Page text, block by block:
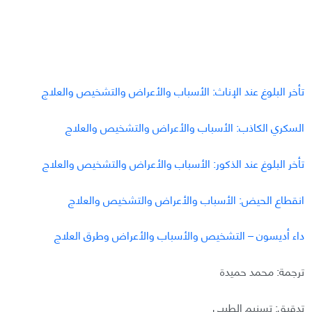
تأخر البلوغ عند الإناث: الأسباب والأعراض والتشخيص والعلاج
السكري الكاذب: الأسباب والأعراض والتشخيص والعلاج
تأخر البلوغ عند الذكور: الأسباب والأعراض والتشخيص والعلاج
انقطاع الحيض: الأسباب والأعراض والتشخيص والعلاج
داء أديسون – التشخيص والأسباب والأعراض وطرق العلاج
ترجمة: محمد حميدة
تدقيق: تسنيم الطيبي